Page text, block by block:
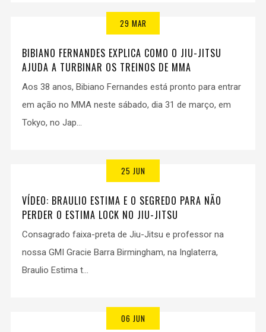
29 MAR
BIBIANO FERNANDES EXPLICA COMO O JIU-JITSU
AJUDA A TURBINAR OS TREINOS DE MMA
Aos 38 anos, Bibiano Fernandes está pronto para entrar
em ação no MMA neste sábado, dia 31 de março, em
Tokyo, no Jap...
25 JUN
VÍDEO: BRAULIO ESTIMA E O SEGREDO PARA NÃO
PERDER O ESTIMA LOCK NO JIU-JITSU
Consagrado faixa-preta de Jiu-Jitsu e professor na
nossa GMI Gracie Barra Birmingham, na Inglaterra,
Braulio Estima t...
06 JUN